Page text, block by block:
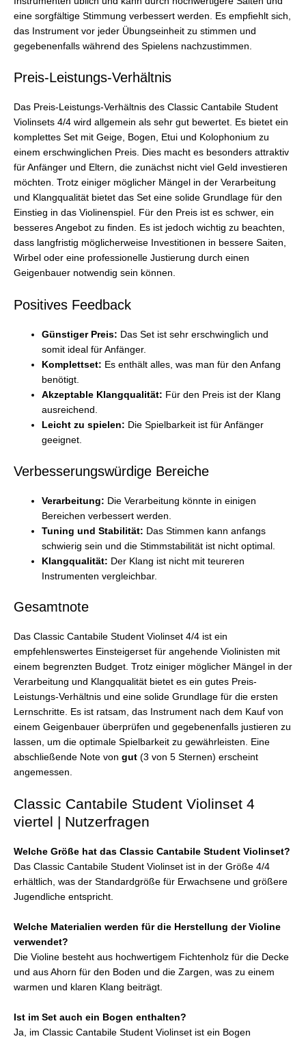
eine sorgfältige Stimmung verbessert werden. Es empfiehlt sich,
das Instrument vor jeder Übungseinheit zu stimmen und
gegebenenfalls während des Spielens nachzustimmen.
Preis-Leistungs-Verhältnis
Das Preis-Leistungs-Verhältnis des Classic Cantabile Student
Violinsets 4/4 wird allgemein als sehr gut bewertet. Es bietet ein
komplettes Set mit Geige, Bogen, Etui und Kolophonium zu
einem erschwinglichen Preis. Dies macht es besonders attraktiv
für Anfänger und Eltern, die zunächst nicht viel Geld investieren
möchten. Trotz einiger möglicher Mängel in der Verarbeitung
und Klangqualität bietet das Set eine solide Grundlage für den
Einstieg in das Violinenspiel. Für den Preis ist es schwer, ein
besseres Angebot zu finden. Es ist jedoch wichtig zu beachten,
dass langfristig möglicherweise Investitionen in bessere Saiten,
Wirbel oder eine professionelle Justierung durch einen
Geigenbauer notwendig sein können.
Positives Feedback
Günstiger Preis: Das Set ist sehr erschwinglich und
somit ideal für Anfänger.
Komplettset: Es enthält alles, was man für den Anfang
benötigt.
Akzeptable Klangqualität: Für den Preis ist der Klang
ausreichend.
Leicht zu spielen: Die Spielbarkeit ist für Anfänger
geeignet.
Verbesserungswürdige Bereiche
Verarbeitung: Die Verarbeitung könnte in einigen
Bereichen verbessert werden.
Tuning und Stabilität: Das Stimmen kann anfangs
schwierig sein und die Stimmstabilität ist nicht optimal.
Klangqualität: Der Klang ist nicht mit teureren
Instrumenten vergleichbar.
Gesamtnote
Das Classic Cantabile Student Violinset 4/4 ist ein
empfehlenswertes Einsteigerset für angehende Violinisten mit
einem begrenzten Budget. Trotz einiger möglicher Mängel in der
Verarbeitung und Klangqualität bietet es ein gutes Preis-
Leistungs-Verhältnis und eine solide Grundlage für die ersten
Lernschritte. Es ist ratsam, das Instrument nach dem Kauf von
einem Geigenbauer überprüfen und gegebenenfalls justieren zu
lassen, um die optimale Spielbarkeit zu gewährleisten. Eine
abschließende Note von gut (3 von 5 Sternen) erscheint
angemessen.
Classic Cantabile Student Violinset 4
viertel | Nutzerfragen
Welche Größe hat das Classic Cantabile Student Violinset?
Das Classic Cantabile Student Violinset ist in der Größe 4/4
erhältlich, was der Standardgröße für Erwachsene und größere
Jugendliche entspricht.
Welche Materialien werden für die Herstellung der Violine
verwendet?
Die Violine besteht aus hochwertigem Fichtenholz für die Decke
und aus Ahorn für den Boden und die Zargen, was zu einem
warmen und klaren Klang beiträgt.
Ist im Set auch ein Bogen enthalten?
Ja, im Classic Cantabile Student Violinset ist ein Bogen